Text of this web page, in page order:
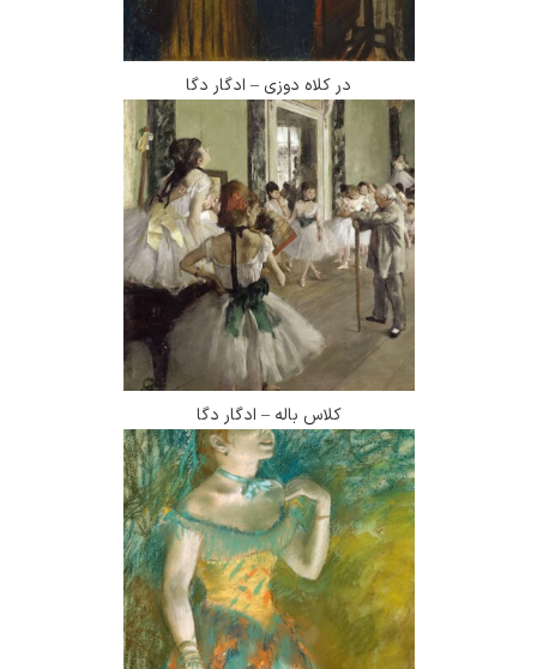
در کلاه دوزی – ادگار دگا
کلاس باله – ادگار دگا